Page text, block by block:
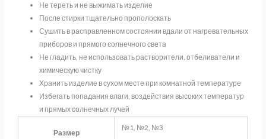
Не тереть и не выжимать изделие
После стирки тщательно прополоскать
Сушить в расправленном состоянии вдали от нагревательных
приборов и прямого солнечного света
Не гладить, не использовать растворители, отбеливатели и
химическую чистку
Хранить изделие в сухом месте при комнатной температуре
Избегать попадания влаги, воздействия высоких температур
и прямых солнечных лучей
Размер
№1, №2, №3